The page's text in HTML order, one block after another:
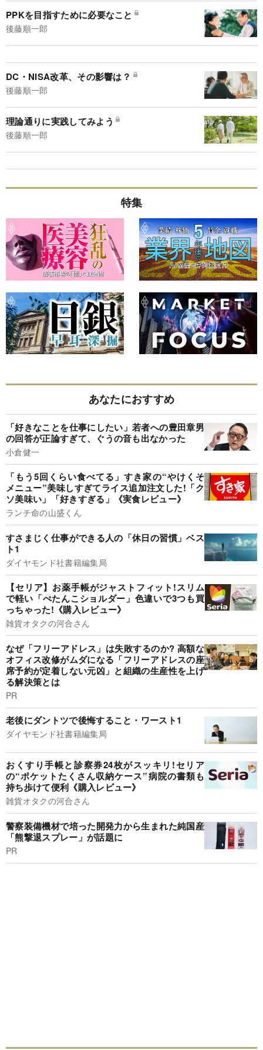
PPKを目指すために必要なこと
後藤順一郎
DC・NISA改革、その影響は？
後藤順一郎
理論通りに実践してみよう
後藤順一郎
特集
あなたにおすすめ
「好きなことを仕事にしたい」若者への豊田章男
の回答が正論すぎて、ぐうの音も出なかった
小倉健一
「もう5回くらい食べてる」すき家の“やけくそ
メニュー”美味しすぎてライス追加注文した!「ク
ソ美味い」「好きすぎる」《実食レビュー》
ランチ命の山盛くん
すさまじく仕事ができる人の「休日の習慣」ベス
ト1
ダイヤモンド社書籍編集局
【セリア】お薬手帳がジャストフィット!スリム
で軽い「ぺたんこショルダー」色違いで3つも買
っちゃった!《購入レビュー》
雑貨オタクの河合さん
なぜ「フリーアドレス」は失敗するのか? 高額な
オフィス改修がムダになる「フリーアドレスの座
席予約が定着しない元凶」と組織の生産性を上げ
る解決策とは
PR
老後にダントツで後悔すること・ワースト1
ダイヤモンド社書籍編集局
おくすり手帳と診察券24枚がスッキリ!セリア
の“ポケットたくさん収納ケース”病院の書類も
持ち歩けて便利《購入レビュー》
雑貨オタクの河合さん
警察装備機材で培った開発力から生まれた純国産
「熊撃退スプレー」が話題に
PR